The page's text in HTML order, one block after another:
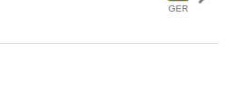
GER